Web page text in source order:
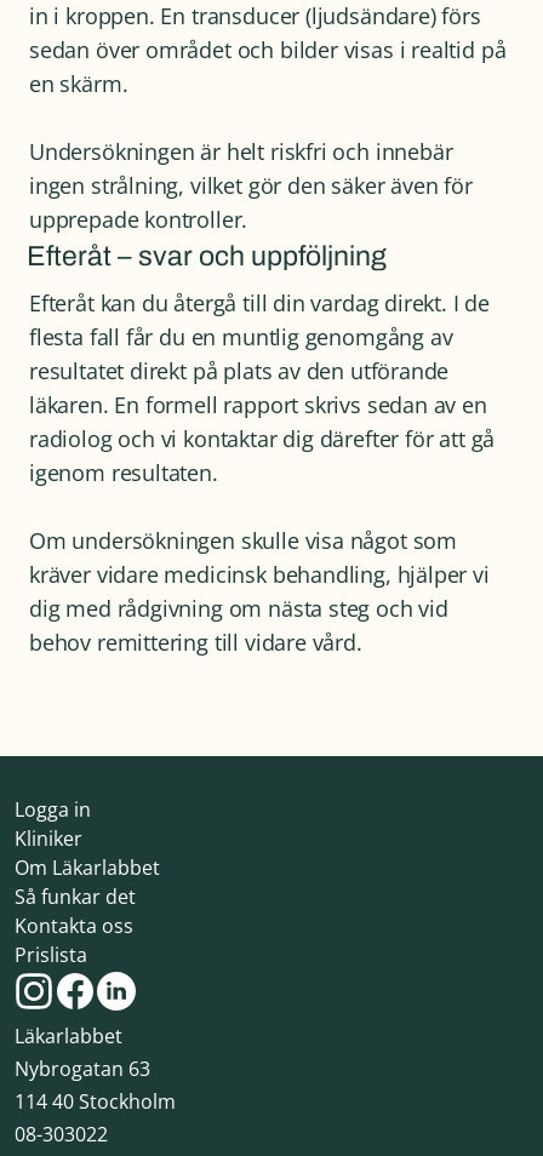
in i kroppen. En transducer (ljudsändare) förs
sedan över området och bilder visas i realtid på
en skärm.
Undersökningen är helt riskfri och innebär
ingen strålning, vilket gör den säker även för
upprepade kontroller.
Efteråt – svar och uppföljning
Efteråt kan du återgå till din vardag direkt. I de
flesta fall får du en muntlig genomgång av
resultatet direkt på plats av den utförande
läkaren. En formell rapport skrivs sedan av en
radiolog och vi kontaktar dig därefter för att gå
igenom resultaten.
Om undersökningen skulle visa något som
kräver vidare medicinsk behandling, hjälper vi
dig med rådgivning om nästa steg och vid
behov remittering till vidare vård.
Logga in
Kliniker
Om Läkarlabbet
Så funkar det
Kontakta oss
Prislista
Läkarlabbet
Nybrogatan 63
114 40 Stockholm
08-303022